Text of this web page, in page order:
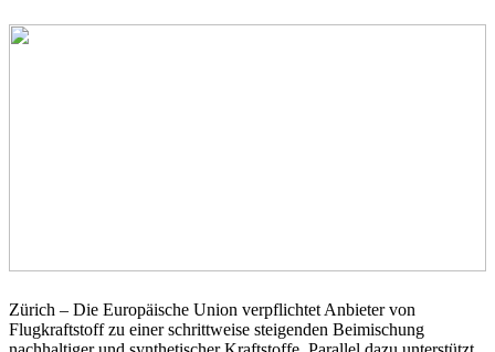
Zürich – Die Europäische Union verpflichtet Anbieter von
Flugkraftstoff zu einer schrittweise steigenden Beimischung